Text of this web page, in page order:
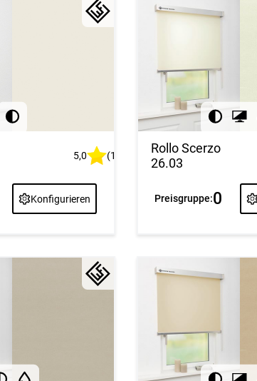
5,0 (1)
Konfigurieren
Rollo Scerzo
26.03
Preisgruppe:0